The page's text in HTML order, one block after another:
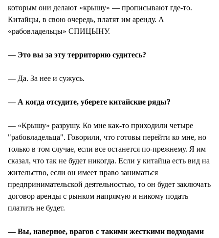
которым они делают «крышу» — прописывают где-то.
Китайцы, в свою очередь, платят им аренду. А
«рабовладельцы» СПИЦЫНУ.
— Это вы за эту территорию судитесь?
— Да. За нее и сужусь.
— А когда отсудите, уберете китайские ряды?
— «Крышу» разрушу. Ко мне как-то приходили четыре
"рабовладельца". Говорили, что готовы перейти ко мне, но
только в том случае, если все останется по-прежнему. Я им
сказал, что так не будет никогда. Если у китайца есть вид на
жительство, если он имеет право заниматься
предпринимательской деятельностью, то он будет заключать
договор аренды с рынком напрямую и никому подать
платить не будет.
— Вы, наверное, врагов с такими жесткими подходами